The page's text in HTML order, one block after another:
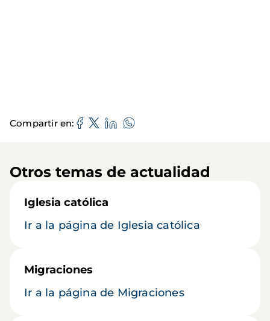
Compartir en
Otros temas de actualidad
Iglesia católica
Ir a la página de Iglesia católica
Migraciones
Ir a la página de Migraciones